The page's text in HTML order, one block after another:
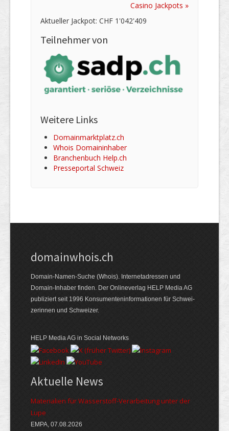
Casino Jackpots »
Aktueller Jackpot: CHF 1'042'409
Teilnehmer von
Weitere Links
Domainmarktplatz.ch
Whois Domaininhaber
Branchenbuch Help.ch
Presseportal Schweiz
domainwhois.ch
Domain-Namen-Suche (Whois). Internet­adressen und
Domain-Inhaber finden. Der Online­verlag HELP Media AG
publiziert seit 1996 Konsumenten­informationen für Schwei­
zerinnen und Schweizer.
HELP Media AG in Social Networks
Aktuelle News
Materialien für Wasserstoff-Verarbeitung unter der
Lupe
EMPA, 07.08.2026